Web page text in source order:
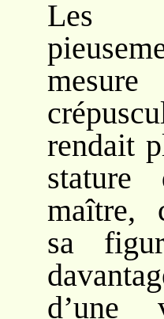
Les
rendait
maître,
sa
d’une